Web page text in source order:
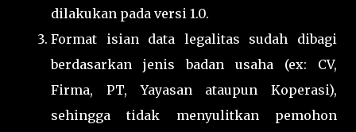
dilakukan pada versi 1.0.
Format isian data legalitas sudah dibagi
berdasarkan jenis badan usaha (ex: CV,
Firma, PT, Yayasan ataupun Koperasi),
sehingga tidak menyulitkan pemohon